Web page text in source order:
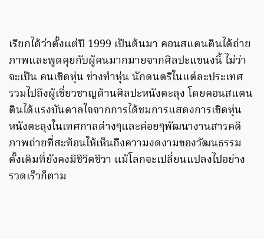
เรียกได้ว่าตั้งแต่ปี 1999 เป็นต้นมา คอนสแตนตินได้ถ่าย
ภาพและพูดคุยกับผู้คนมากมายจากศิลปะแขนงนี้ ไม่ว่า
จะเป็น คนเชิดหุ่น ช่างทำหุ่น นักดนตรีในแต่ละประเทศ
รวมไปถึงผู้เชี่ยวชาญด้านศิลปะหนังตะลุง โดยคอนสแตน
ตินได้แรงบันดาลใจจากการได้ชมการแสดงการเชิดหุ่น
หนังตะลุงในเทศกาลต่างๆและค่อยๆพัฒนางานสารคดี
ภาพถ่ายที่สะท้อนให้เห็นถึงความงดงามของวัฒนธรรม
ดั้งเดิมที่ยังคงมีชีวิตชีวา แม้โลกจะเปลี่ยนแปลงไปอย่าง
รวดเร็วก็ตาม